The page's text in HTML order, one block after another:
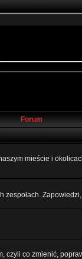
Forum
mieście i
zespołach.
czyli co zmienić,